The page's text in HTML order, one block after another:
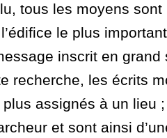
tous les moyens
le plus
inscrit en grand
recherche, les écrits
plus assignés à un lieu
et sont ainsi